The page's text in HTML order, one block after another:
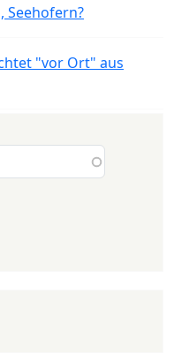
Seehofern?
"vor Ort" aus